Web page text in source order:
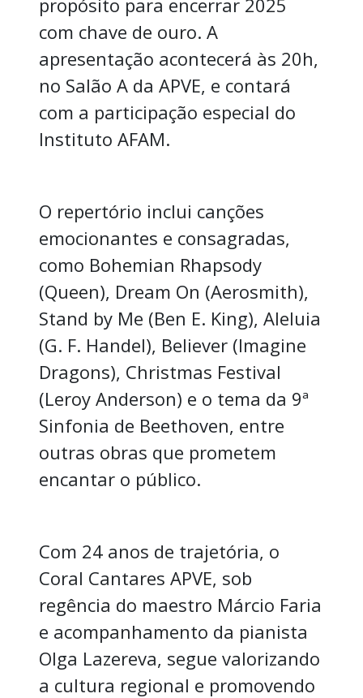
com chave de ouro. A
apresentação acontecerá às 20h,
no Salão A da APVE, e contará
com a participação especial do
Instituto AFAM.
O repertório inclui canções
emocionantes e consagradas,
como Bohemian Rhapsody
(Queen), Dream On (Aerosmith),
Stand by Me (Ben E. King), Aleluia
(G. F. Handel), Believer (Imagine
Dragons), Christmas Festival
(Leroy Anderson) e o tema da 9ª
Sinfonia de Beethoven, entre
outras obras que prometem
encantar o público.
Com 24 anos de trajetória, o
Coral Cantares APVE, sob
regência do maestro Márcio Faria
e acompanhamento da pianista
Olga Lazereva, segue valorizando
a cultura regional e promovendo